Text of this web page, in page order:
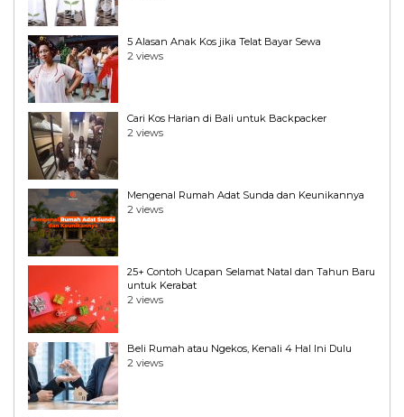
5 Alasan Anak Kos jika Telat Bayar Sewa
2 views
Cari Kos Harian di Bali untuk Backpacker
2 views
Mengenal Rumah Adat Sunda dan Keunikannya
2 views
25+ Contoh Ucapan Selamat Natal dan Tahun Baru
untuk Kerabat
2 views
Beli Rumah atau Ngekos, Kenali 4 Hal Ini Dulu
2 views